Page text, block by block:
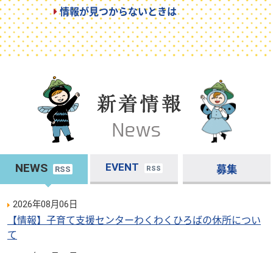
情報が見つからないときは
NEWS RSS EVENT RSS 募集
2026年08月06日
【情報】子育て支援センターわくわくひろばの休所につい
て